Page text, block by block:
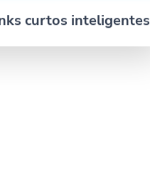
curtos inteligentes